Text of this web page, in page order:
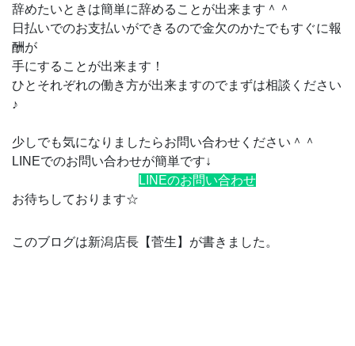
辞めたいときは簡単に辞めることが出来ます＾＾
日払いでのお支払いができるので金欠のかたでもすぐに報
酬が
手にすることが出来ます！
ひとそれぞれの働き方が出来ますのでまずは相談ください
♪
少しでも気になりましたらお問い合わせください＾＾
LINEでのお問い合わせが簡単です↓
LINEのお問い合わせ
お待ちしております☆
このブログは新潟店長【菅生】が書きました。